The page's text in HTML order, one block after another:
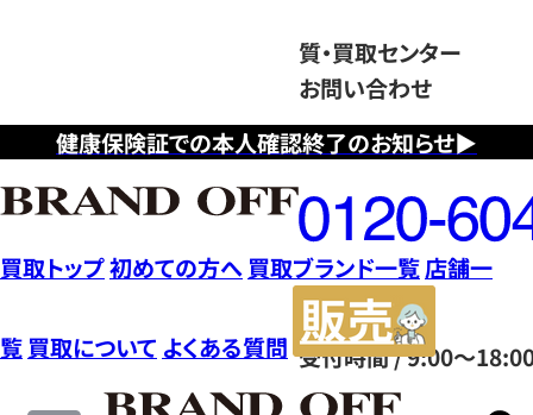
健康保険証での本人確認終了のお知らせ▶
質・買取センター
お問い合わせ
フ
リ
ー
ダ
イ
ヤ
ル
0120604117
受付時間 / 9:00～
買取トップ初めての方へ 買取ブランド一覧店舗一
覧 買取について よくある質問
サ